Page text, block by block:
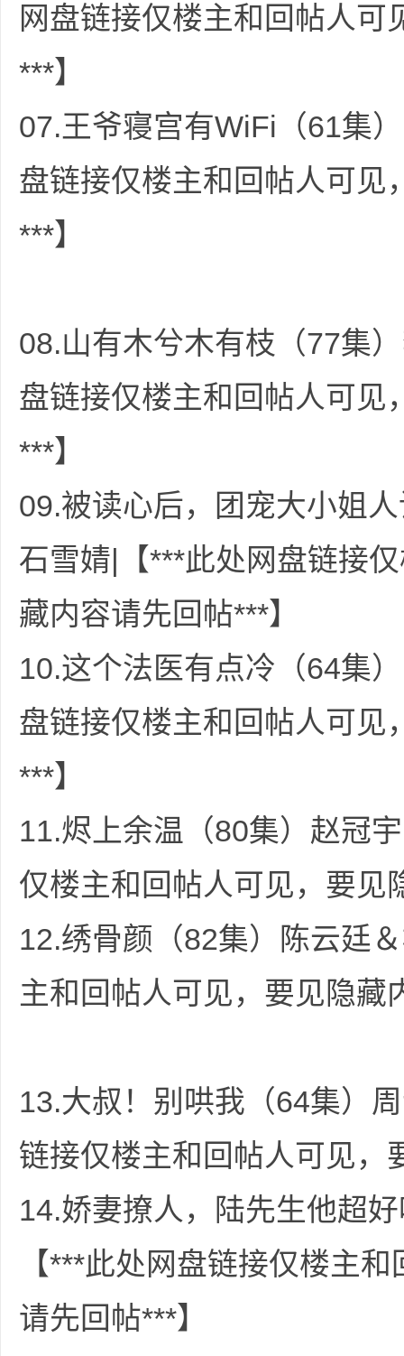
网盘链接仅楼主和回帖人
***】
07.王爷寝宫有WiFi（61集
盘链接仅楼主和回帖人可见
***】
08.山有木兮木有枝（77集
盘链接仅楼主和回帖人可见
***】
09.被读心后，团宠大小姐
石雪婧|【***此处网盘链接
藏内容请先回帖***】
10.这个法医有点冷（64集
盘链接仅楼主和回帖人可见
***】
11.烬上余温（80集）赵冠
仅楼主和回帖人可见，要见
12.绣骨颜（82集）陈云廷
主和回帖人可见，要见隐藏
13.大叔！别哄我（64集）
链接仅楼主和回帖人可见，
14.娇妻撩人，陆先生他超
【***此处网盘链接仅楼主
请先回帖***】